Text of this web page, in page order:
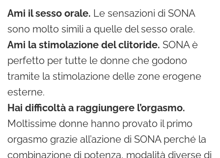
Ami il sesso orale. Le sensazioni di SONA
sono molto simili a quelle del sesso orale.
Ami la stimolazione del clitoride. SONA è
perfetto per tutte le donne che godono
tramite la stimolazione delle zone erogene
esterne.
Hai difficoltà a raggiungere l’orgasmo.
Moltissime donne hanno provato il primo
orgasmo grazie all’azione di SONA perché la
combinazione di potenza, modalità diverse di